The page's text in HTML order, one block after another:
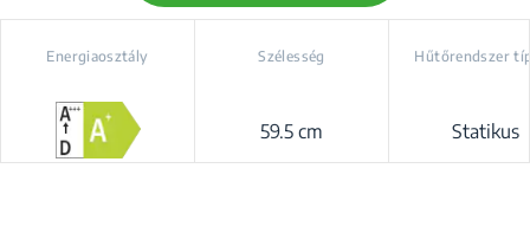
Energiaosztály Szélesség
59.5 cm
Hűtőrendszer
Statikus